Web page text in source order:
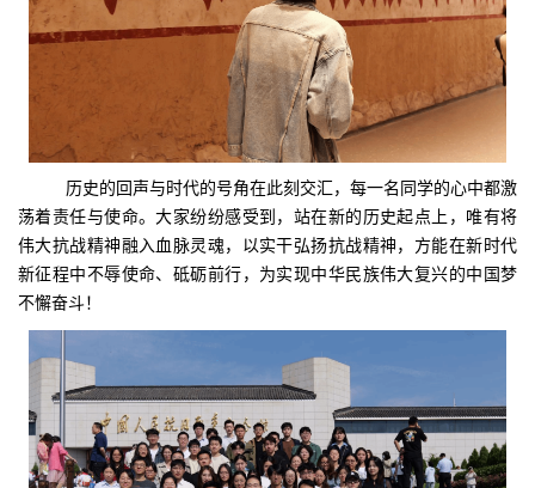
历史的回声与时代的号角在此刻交汇，每一名同学的心中都激
荡着责任与使命。大家纷纷感受到，站在新的历史起点上，唯有将
伟大抗战精神融入血脉灵魂，以实干弘扬抗战精神，方能在新时代
新征程中不辱使命、砥砺前行，为实现中华民族伟大复兴的中国梦
不懈奋斗！